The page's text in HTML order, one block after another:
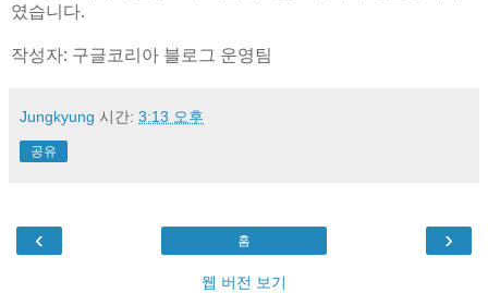
였습니다.
작성자: 구글코리아 블로그 운영팀
Jungkyung 시간: 3:13 오후
공유
‹ ›
홈
웹 버전 보기